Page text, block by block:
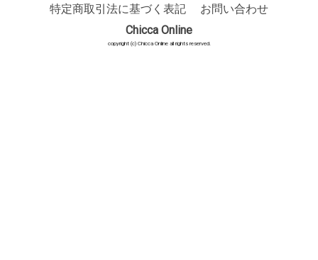
特定商取引法に基づく表記
お問い合わせ
Chicca Online
copyright (c) Chicca Online all rights reserved.